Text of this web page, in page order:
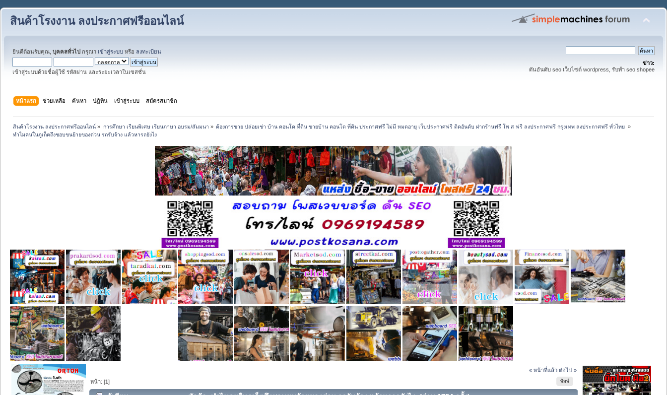
สินค้าโรงงาน ลงประกาศฟรีออนไลน์
ยินดีต้อนรับคุณ, บุคคลทั่วไป กรุณา เข้าสู่ระบบ หรือ ลงทะเบียน
เข้าสู่ระบบด้วยชื่อผู้ใช้ รหัสผ่าน และระยะเวลาในเซสชั่น
ข่าว:
ดันอันดับ seo เว็บไซต์ wordpress, รับทำ seo shopee
หน้าแรก ช่วยเหลือ ค้นหา ปฏิทิน เข้าสู่ระบบ สมัครสมาชิก
สินค้าโรงงาน ลงประกาศฟรีออนไลน์ » การศึกษา เรียนพิเศษ เรียนภาษา อบรม/สัมมนา » ต้องการขาย ปล่อยเช่า บ้าน คอนโด ที่ดิน ขายบ้าน คอนโด ที่ดิน ประกาศฟรี ไม่มี หมดอายุ เว็บประกาศฟรี ติดอันดับ ฝากร้านฟรี โพ ส ฟรี ลงประกาศฟรี กรุงเทพ ลงประกาศฟรี ทั่วไทย »
ทำไมคนในภูเก็ตถึงชอบขนย้ายของด่วน รถรับจ้าง แล้วหารถยังไง
« หน้าที่แล้ว ต่อไป »
พิมพ์
หน้า: [1]